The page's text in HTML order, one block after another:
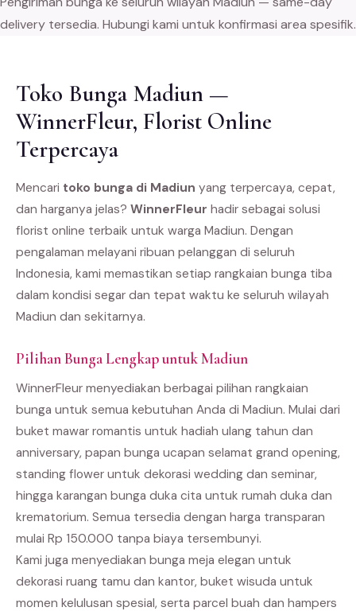
delivery tersedia. Hubungi kami untuk konfirmasi area spesifik.
Toko Bunga Madiun —
WinnerFleur, Florist Online
Terpercaya
Mencari toko bunga di Madiun yang terpercaya, cepat,
dan harganya jelas? WinnerFleur hadir sebagai solusi
florist online terbaik untuk warga Madiun. Dengan
pengalaman melayani ribuan pelanggan di seluruh
Indonesia, kami memastikan setiap rangkaian bunga tiba
dalam kondisi segar dan tepat waktu ke seluruh wilayah
Madiun dan sekitarnya.
Pilihan Bunga Lengkap untuk Madiun
WinnerFleur menyediakan berbagai pilihan rangkaian
bunga untuk semua kebutuhan Anda di Madiun. Mulai dari
buket mawar romantis untuk hadiah ulang tahun dan
anniversary, papan bunga ucapan selamat grand opening,
standing flower untuk dekorasi wedding dan seminar,
hingga karangan bunga duka cita untuk rumah duka dan
krematorium. Semua tersedia dengan harga transparan
mulai Rp 150.000 tanpa biaya tersembunyi.
Kami juga menyediakan bunga meja elegan untuk
dekorasi ruang tamu dan kantor, buket wisuda untuk
momen kelulusan spesial, serta parcel buah dan hampers